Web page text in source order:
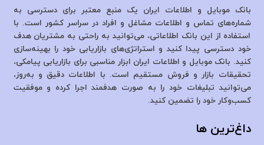
بانک موبایل و اطلاعات ایران یک منبع معتبر برای دسترسی به
شماره‌های تماس و اطلاعات مشاغل و افراد در سراسر کشور است. با
استفاده از این بانک اطلاعاتی، می‌توانید به راحتی به مشتریان هدف
خود دسترسی پیدا کنید و استراتژی‌های بازاریابی خود را بهینه‌سازی
کنید. بانک موبایل و اطلاعات ایران ابزار مناسبی برای بازاریابی پیامکی،
تحقیقات بازار و فروش مستقیم است. با اطلاعات دقیق و به‌روز،
می‌توانید تبلیغات خود را به صورت هدفمند اجرا کرده و موفقیت
کسب‌وکار خود را تضمین کنید.
داغ‌ترین ها